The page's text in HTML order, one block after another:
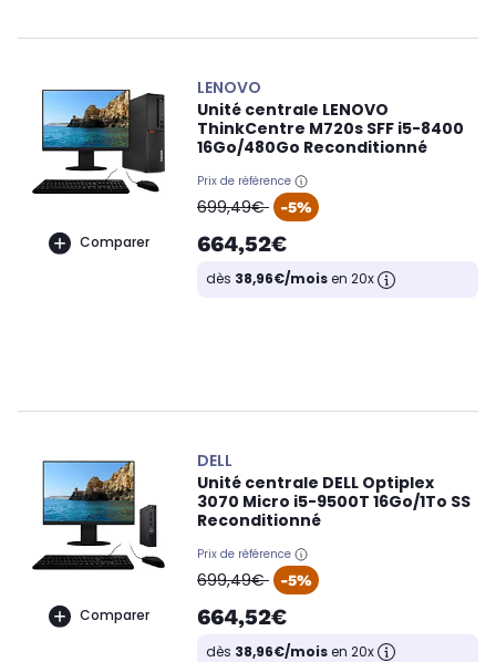
Comparer
LENOVO
Unité centrale LENOVO
ThinkCentre M720s SFF i5-8400
16Go/480Go Reconditionné
Prix de référence
oldPrice
699,49€ -5%
664,52€
dès 38,96€/moisen 20x
Comparer
DELL
Unité centrale DELL Optiplex
3070 Micro i5-9500T 16Go/1To SS
Reconditionné
Prix de référence
oldPrice
699,49€ -5%
664,52€
dès 38,96€/moisen 20x